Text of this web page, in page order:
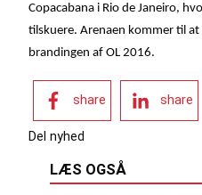
Copacabana i Rio de Janeiro,
tilskuere. Arenaen kommer til at
brandingen af OL 2016.
share share
Del nyhed
LÆS OGSÅ